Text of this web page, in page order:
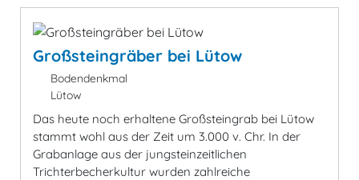
Großsteingräber bei Lütow
Bodendenkmal
Lütow
Das heute noch erhaltene Großsteingrab bei Lütow
stammt wohl aus der Zeit um 3.000 v. Chr. In der
Grabanlage aus der jungsteinzeitlichen
Trichterbecherkultur wurden zahlreiche